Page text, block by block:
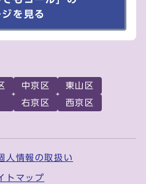
を見る
中京区
東山区
右京区
西京区
人情報の取扱い
トマップ